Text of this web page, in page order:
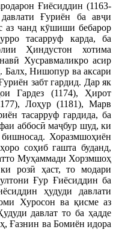
Ғиёсиддин (1163-
Ғуриён ба авҷи
аз чанд кӯшиши бебарор
тасарруф карда, ба
Ҳиндустон хотима
Хусравмаликро асир
Балх, Нишопур ва аксари
забт гардид. Дар як
Гардез (1174), Ҳирот
Лоҳур (1181), Марв
тасарруф гардида, ба
аббосӣ маҷбур шуд, ки
Хоразмшоҳиён
соҳиб гашта буданд,
Муҳаммади Хорзмшоҳ
розӣ ҳаст, то модари
Ғур Ғиёсиддин ба
ҳудуди давлати
Хуросон ва қисме аз
давлат то ба ҳадде
Ғазнин ва Бомиён идора